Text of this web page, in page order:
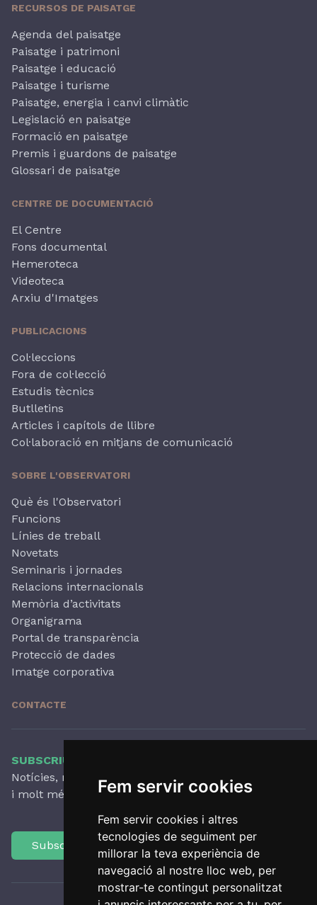
Fem servir cookies
Fem servir cookies i altres
tecnologies de seguiment per
millorar la teva experiència de
navegació al nostre lloc web, per
mostrar-te contingut personalitzat
RECURSOS DE PAISATGE
Agenda del paisatge
Paisatge i patrimoni
Paisatge i educació
Paisatge i turisme
Paisatge, energia i canvi climàtic
Legislació en paisatge
Formació en paisatge
Premis i guardons de paisatge
Glossari de paisatge
CENTRE DE DOCUMENTACIÓ
El Centre
Fons documental
Hemeroteca
Videoteca
Arxiu d'Imatges
PUBLICACIONS
Col·leccions
Fora de col·lecció
Estudis tècnics
Butlletins
Articles i capítols de llibre
Col·laboració en mitjans de comunicació
SOBRE L'OBSERVATORI
Què és l'Observatori
Funcions
Línies de treball
Novetats
Seminaris i jornades
Relacions internacionals
Memòria d’activitats
Organigrama
Portal de transparència
Protecció de dades
Imatge corporativa
CONTACTE
SUBSCRIU-TE AL NOSTRE BUTLLETÍ
Notícies, novetats destacades, articles, activitats
i molt més, amb periodicitat trimestral.
Subscriu-te